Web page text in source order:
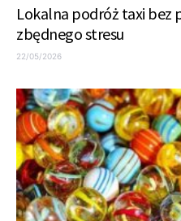
Lokalna podróż taxi bez
zbędnego stresu
22/05/2026